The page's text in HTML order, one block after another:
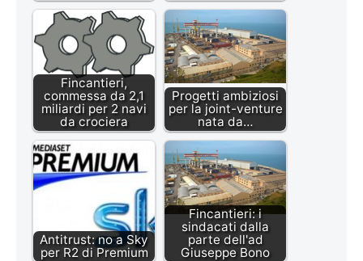
Fincantieri,
commessa da 2,1
miliardi per 2 navi
da crociera
Progetti ambiziosi
per la joint-venture
nata da…
Antitrust: no a Sky
per R2 di Premium
Fincantieri: i
sindacati dalla
parte dell'ad
Giuseppe Bono